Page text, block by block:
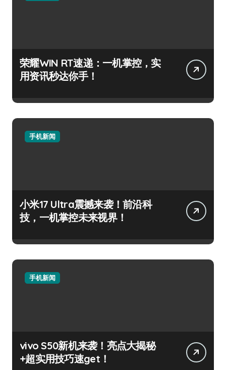
荣耀WIN RT速递：一机掌控，实
用资讯秒达你手！
手机新闻
小米17 Ultra震撼来袭！前沿科
技，一机掌控未来视界！
手机新闻
vivo S50新机来袭！亮点大揭秘
+超实用技巧速get！